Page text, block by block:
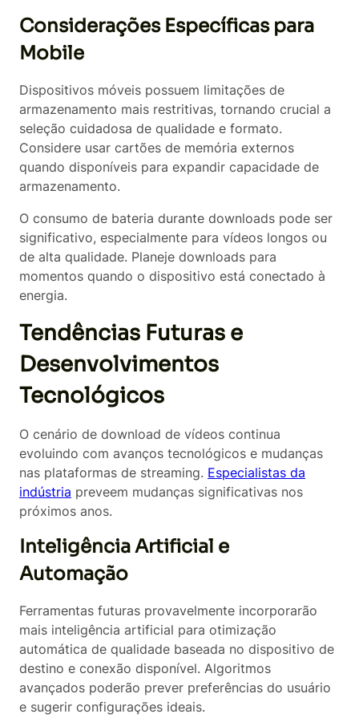
Considerações Específicas para
Mobile
Dispositivos móveis possuem limitações de
armazenamento mais restritivas, tornando crucial a
seleção cuidadosa de qualidade e formato.
Considere usar cartões de memória externos
quando disponíveis para expandir capacidade de
armazenamento.
O consumo de bateria durante downloads pode ser
significativo, especialmente para vídeos longos ou
de alta qualidade. Planeje downloads para
momentos quando o dispositivo está conectado à
energia.
Tendências Futuras e
Desenvolvimentos
Tecnológicos
O cenário de download de vídeos continua
evoluindo com avanços tecnológicos e mudanças
nas plataformas de streaming. Especialistas da
indústria preveem mudanças significativas nos
próximos anos.
Inteligência Artificial e
Automação
Ferramentas futuras provavelmente incorporarão
mais inteligência artificial para otimização
automática de qualidade baseada no dispositivo de
destino e conexão disponível. Algoritmos
avançados poderão prever preferências do usuário
e sugerir configurações ideais.